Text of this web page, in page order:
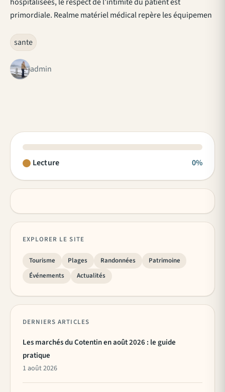
primordiale. Realme matériel médical repère les équipemen
sante
admin
Lecture 0%
EXPLORER LE SITE
Tourisme Plages Randonnées
Patrimoine
Événements
Actualités
DERNIERS ARTICLES
Les marchés du Cotentin en août 2026 : le guide
pratique
1 août 2026